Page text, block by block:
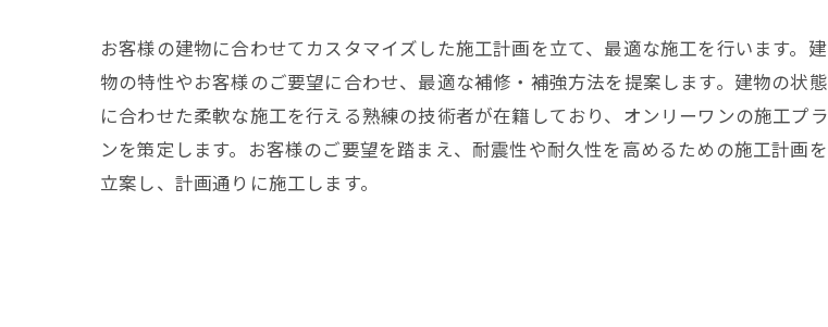
お客様の建物に合わせてカスタマイズした施工計画を立て、最適な施工を行います。建
物の特性やお客様のご要望に合わせ、最適な補修・補強方法を提案します。建物の状態
に合わせた柔軟な施工を行える熟練の技術者が在籍しており、オンリーワンの施工プラ
ンを策定します。お客様のご要望を踏まえ、耐震性や耐久性を高めるための施工計画を
立案し、計画通りに施工します。